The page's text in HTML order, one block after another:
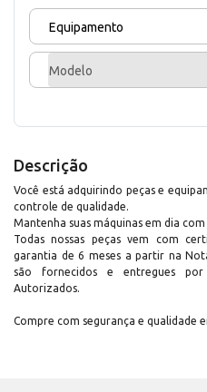
Equipamento
Modelo
Descrição
Você está adquirindo peças e
controle de qualidade.
Mantenha suas máquinas em dia com
Todas nossas peças vem com
garantia de 6 meses a partir na
são fornecidos e entregues por
Autorizados.
Compre com segurança e qualidade